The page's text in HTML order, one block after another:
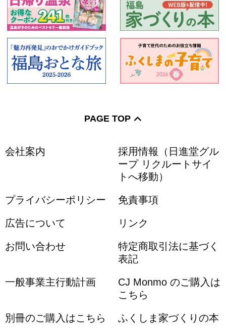
PAGE TOP
会社案内
採用情報（日進堂グル
ープ リクルートサイ
トへ移動）
プライバシーポリシー 免責事項
広告について リンク
お問い合わせ
特定商取引法に基づく
表記
一般事業主行動計画
CJ Monmo のご購入は
こちら
別冊のご購入はこちら ふくしま家づくりの本